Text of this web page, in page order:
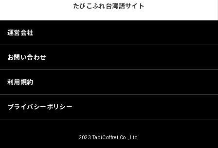
たびこふれ台湾語サイト
運営会社
お問い合わせ
利用規約
プライバシーポリシー
2023 TabiCoffret Co., Ltd.